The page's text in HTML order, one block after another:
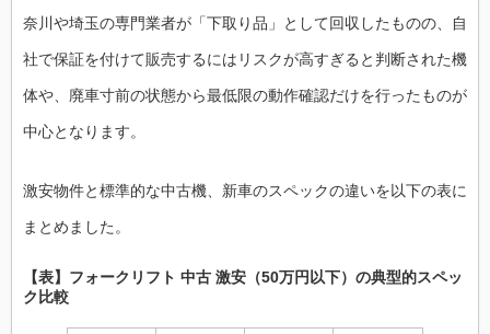
奈川や埼玉の専門業者が「下取り品」として回収したものの、自
社で保証を付けて販売するにはリスクが高すぎると判断された機
体や、廃車寸前の状態から最低限の動作確認だけを行ったものが
中心となります。
激安物件と標準的な中古機、新車のスペックの違いを以下の表に
まとめました。
【表】フォークリフト 中古 激安（50万円以下）の典型的スペッ
ク比較